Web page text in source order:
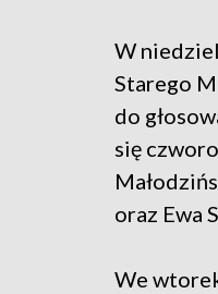
W
Starego
do
się
oraz Ewa
We